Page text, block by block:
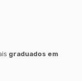
graduados em